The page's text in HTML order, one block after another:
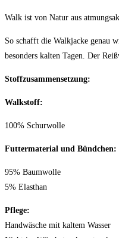
Walk ist von Natur aus
So schafft die Walkjacke genau
besonders kalten Tagen. Der
Stoffzusammensetzung:
Walkstoff:
100% Schurwolle
Futtermaterial und Bündchen:
95% Baumwolle
5% Elasthan
Pflege:
Handwäsche mit kaltem Wasser